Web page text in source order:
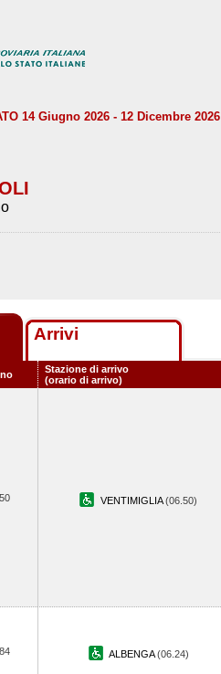
14 Giugno 2026 - 12 Dicembre 2026
Arrivi
Stazione di arrivo
(orario di arrivo)
VENTIMIGLIA(06.50)
ALBENGA(06.24)